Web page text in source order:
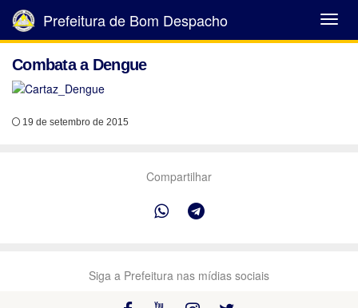
Abrir
Menu
Prefeitura de Bom Despacho
Combata a Dengue
19 de setembro de 2015
Compartilhar
Siga a Prefeitura nas mídias sociais